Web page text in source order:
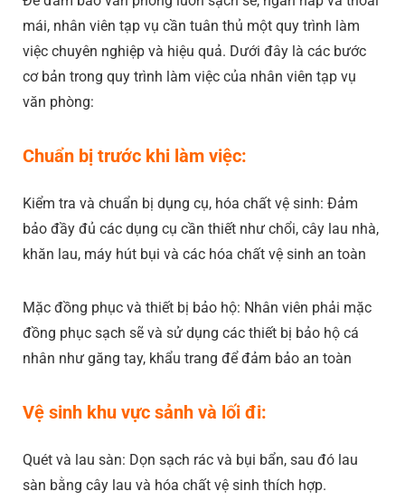
mái, nhân viên tạp vụ cần tuân thủ một quy trình làm
việc chuyên nghiệp và hiệu quả. Dưới đây là các bước
cơ bản trong quy trình làm việc của nhân viên tạp vụ
văn phòng:
Chuẩn bị trước khi làm việc:
Kiểm tra và chuẩn bị dụng cụ, hóa chất vệ sinh: Đảm
bảo đầy đủ các dụng cụ cần thiết như chổi, cây lau nhà,
khăn lau, máy hút bụi và các hóa chất vệ sinh an toàn
Mặc đồng phục và thiết bị bảo hộ: Nhân viên phải mặc
đồng phục sạch sẽ và sử dụng các thiết bị bảo hộ cá
nhân như găng tay, khẩu trang để đảm bảo an toàn
Vệ sinh khu vực sảnh và lối đi:
Quét và lau sàn: Dọn sạch rác và bụi bẩn, sau đó lau
sàn bằng cây lau và hóa chất vệ sinh thích hợp.